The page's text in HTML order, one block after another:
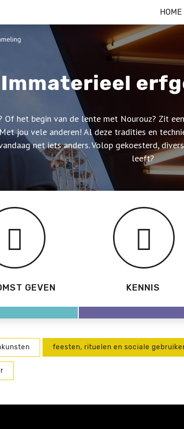
HOME
Immaterieel
Of het begin van de lente met Nourouz? Zit
jou vele anderen! Al deze tradities en
net iets anders. Volop gekoesterd,
leeft?
GEVEN KENNIS
feesten, rituelen en sociale